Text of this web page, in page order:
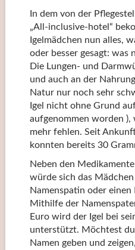
In dem von der
„All-inclusive-hotel“
Igelmädchen nun alles,
oder besser gesagt: was
Die Lungen- und
und auch an der
Natur nur noch sehr
Igel nicht ohne Grund
aufgenommen worden
mehr fehlen. Seit
konnten bereits 30
Neben den
würde sich das
Namenspatin oder einen
Mithilfe der
Euro wird der Igel bei
unterstützt. Möchtest
Namen geben und